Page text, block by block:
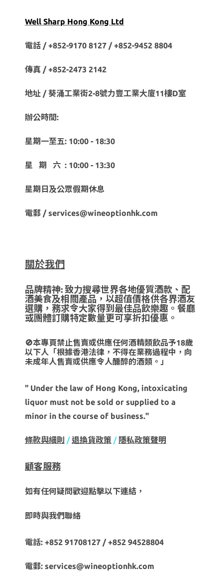
Well Sharp Hong Kong Ltd
電話 / +852-9170 8127 /+852-9452 8804
傳真 / +852-2473 2142
地址 / 葵涌工業街2-8號力豐工業大廈11樓D室
辦公時間:
星期一至五: 10:00 - 18:30
星 期 六 : 10:00 - 13:30
星期日及公眾假期休息
電郵 / services@wineoptionhk.com
關於我們
品牌精神: 致力搜尋世界各地優質酒款、配
酒美食及相關產品，以超值價格供各界酒友
選購，務求令大家得到最佳品飲樂趣。餐廳
或團體訂購特定數量更可享折扣優惠。
🚫本專頁禁止售賣或供應任何酒精類飲品予18歲
以下人「根據香港法律，不得在業務過程中，向
未成年人售賣或供應令人醺醉的酒類。」
" Under the law of Hong Kong, intoxicating
liquor must not be sold or supplied to a
minor in the course of business."
條款與細則 /退換貨政策 / 隱私政策聲明
顧客服務
如有任何疑問歡迎點擊以下連結，
即時與我們聯絡
電話: +852 91708127 / +852 94528804
電郵: services@wineoptionhk.com